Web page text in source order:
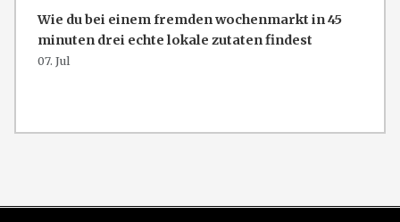
Wie du bei einem fremden wochenmarkt in 45
minuten drei echte lokale zutaten findest
07. Jul